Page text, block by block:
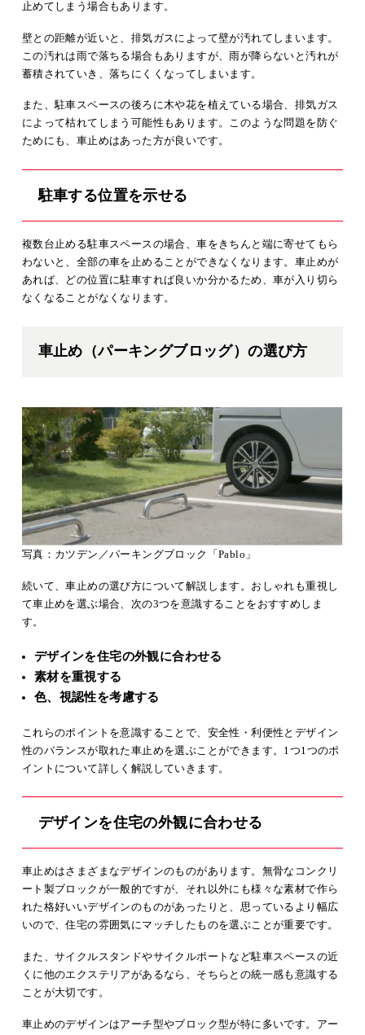
止めてしまう場合もあります。
壁との距離が近いと、排気ガスによって壁が汚れてしまいます。
この汚れは雨で落ちる場合もありますが、雨が降らないと汚れが
蓄積されていき、落ちにくくなってしまいます。
また、駐車スペースの後ろに木や花を植えている場合、排気ガス
によって枯れてしまう可能性もあります。このような問題を防ぐ
ためにも、車止めはあった方が良いです。
駐車する位置を示せる
複数台止める駐車スペースの場合、車をきちんと端に寄せてもら
わないと、全部の車を止めることができなくなります。車止めが
あれば、どの位置に駐車すれば良いか分かるため、車が入り切ら
なくなることがなくなります。
車止め（パーキングブロッグ）の選び方
写真：カツデン／パーキングブロック「Pablo」
続いて、車止めの選び方について解説します。おしゃれも重視し
て車止めを選ぶ場合、次の3つを意識することをおすすめしま
す。
デザインを住宅の外観に合わせる
素材を重視する
色、視認性を考慮する
これらのポイントを意識することで、安全性・利便性とデザイン
性のバランスが取れた車止めを選ぶことができます。1つ1つのポ
イントについて詳しく解説していきます。
デザインを住宅の外観に合わせる
車止めはさまざまなデザインのものがあります。無骨なコンクリ
ート製ブロックが一般的ですが、それ以外にも様々な素材で作ら
れた格好いいデザインのものがあったりと、思っているより幅広
いので、住宅の雰囲気にマッチしたものを選ぶことが重要です。
また、サイクルスタンドやサイクルポートなど駐車スペースの近
くに他のエクステリアがあるなら、そちらとの統一感も意識する
ことが大切です。
車止めのデザインはアーチ型やブロック型が特に多いです。アー